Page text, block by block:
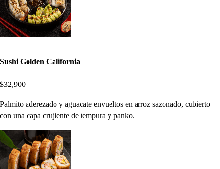
Sushi Golden California
$32,900
Palmito aderezado y aguacate envueltos en arroz sazonado, cubierto
con una capa crujiente de tempura y panko.